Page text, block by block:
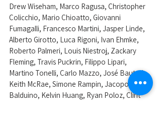
Drew Wiseham, Marco Ragusa, Christopher
Colicchio, Mario Chioatto, Giovanni
Fumagalli, Francesco Martini, Jasper Linde,
Alberto Girotto, Luca Rigoni, Ivan Ehmke,
Roberto Palmeri, Louis Niestroj, Zackary
Fleming, Travis Puckrin, Filippo Lipari,
Martino Tonelli, Carlo Mazzo, José Bautsch,
Keith McRae, Simone Rampin, Jacopo
Balduino, Kelvin Huang, Ryan Poloz, Clint